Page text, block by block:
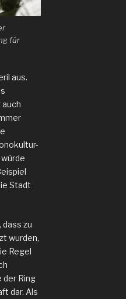
für
aus.
Stadt
zu
wurden,
Regel
Ring
dar. Als